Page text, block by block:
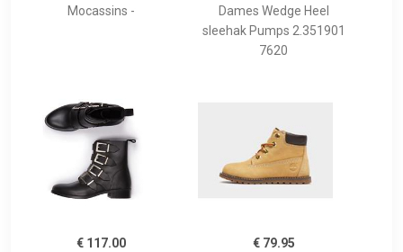
Mocassins -
Dames Wedge Heel
sleehak Pumps 2.351901
7620
€ 117.00
€ 79.95